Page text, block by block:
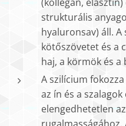
strukturális
hyaluronsav) áll.
kötőszövetet és a
haj, a körmök és a
A szilícium
az ín és a
elengedhetetlen